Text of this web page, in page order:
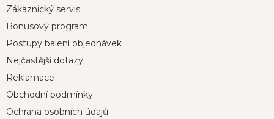
Zákaznický servis
Bonusový program
Postupy balení objednávek
Nejčastější dotazy
Reklamace
Obchodní podmínky
Ochrana osobních údajů